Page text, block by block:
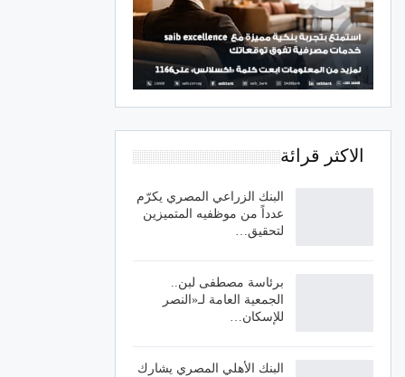
الاكثر قرائة
البنك الزراعي المصري يكرّم
عدداً من موظفيه المتميزين
لتحقيق…
برئاسة مصطفى لبن..
الجمعية العامة لـ«النصر
للإسكان…
البنك الأهلي المصري يشارك